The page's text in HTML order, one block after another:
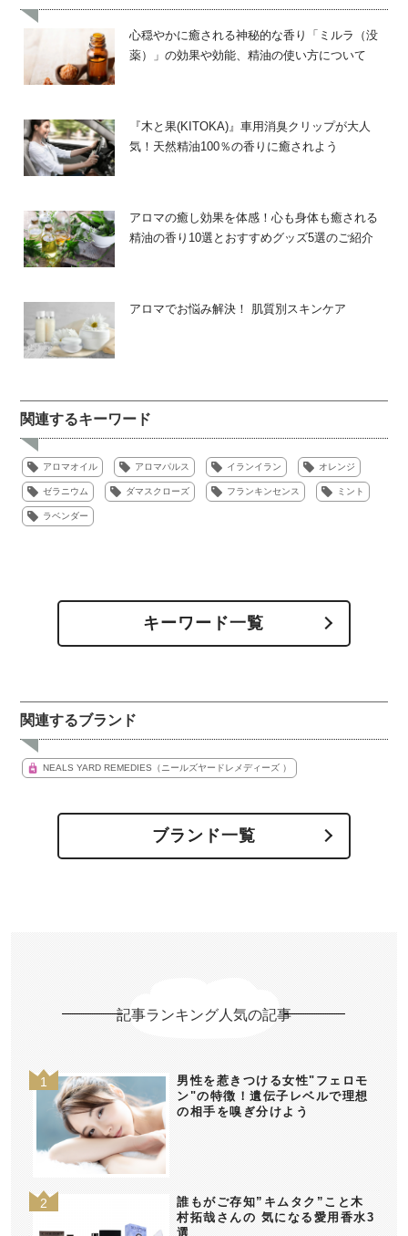
心穏やかに癒される神秘的な香り「ミルラ（没
薬）」の効果や効能、精油の使い方について
『木と果(KITOKA)』車用消臭クリップが大人
気！天然精油100％の香りに癒されよう
アロマの癒し効果を体感！心も身体も癒される
精油の香り10選とおすすめグッズ5選のご紹介
アロマでお悩み解決！ 肌質別スキンケア
関連するキーワード
アロマオイル アロマパルス イランイラン オレンジ
ゼラニウム ダマスクローズ フランキンセンス ミント
ラベンダー
キーワード一覧
関連するブランド
NEALS YARD REMEDIES（ニールズヤードレメディーズ ）
ブランド一覧
記事ランキング人気の記事
男性を惹きつける女性"フェロモ
ン"の特徴！遺伝子レベルで理想
の相手を嗅ぎ分けよう
誰もがご存知”キムタク”こと木
村拓哉さんの 気になる愛用香水3
選